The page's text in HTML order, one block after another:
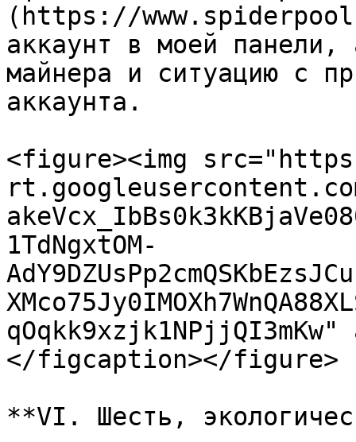
(https://
аккаунт в моей панели,
майнера и ситуацию с
аккаунта.
<figure><img
1TdNgxtOM-
</figcaption></figure>
**VI. Шесть,